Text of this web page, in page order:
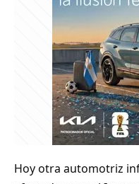
Hoy otra automotriz